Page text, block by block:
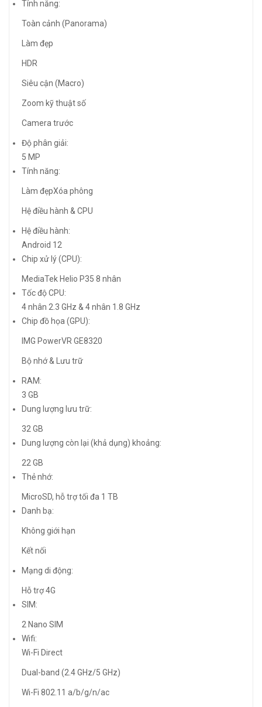
Tính năng:
Toàn cảnh (Panorama)
Làm đẹp
HDR
Siêu cận (Macro)
Zoom kỹ thuật số
Camera trước
Độ phân giải:
5 MP
Tính năng:
Làm đẹpXóa phông
Hệ điều hành & CPU
Hệ điều hành:
Android 12
Chip xử lý (CPU):
MediaTek Helio P35 8 nhân
Tốc độ CPU:
4 nhân 2.3 GHz & 4 nhân 1.8 GHz
Chip đồ họa (GPU):
IMG PowerVR GE8320
Bộ nhớ & Lưu trữ
RAM:
3 GB
Dung lượng lưu trữ:
32 GB
Dung lượng còn lại (khả dụng) khoảng:
22 GB
Thẻ nhớ:
MicroSD, hỗ trợ tối đa 1 TB
Danh bạ:
Không giới hạn
Kết nối
Mạng di động:
Hỗ trợ 4G
SIM:
2 Nano SIM
Wifi:
Wi-Fi Direct
Dual-band (2.4 GHz/5 GHz)
Wi-Fi 802.11 a/b/g/n/ac